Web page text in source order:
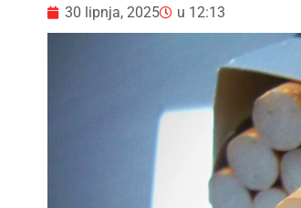
30 lipnja, 2025 u 12:13